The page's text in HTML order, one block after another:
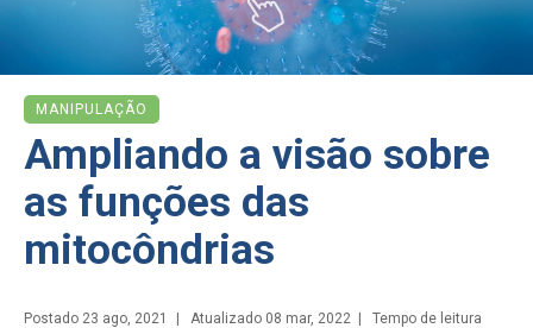
MANIPULAÇÃO
Ampliando a visão sobre
as funções das
mitocôndrias
Postado 23 ago, 2021
| Atualizado 08 mar, 2022 | Tempo de leitura